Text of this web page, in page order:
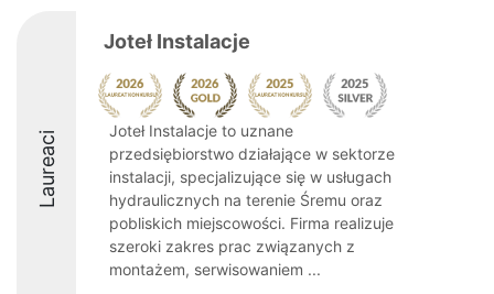
Laureaci
Joteł Instalacje
Joteł Instalacje to uznane
przedsiębiorstwo działające w sektorze
instalacji, specjalizujące się w usługach
hydraulicznych na terenie Śremu oraz
pobliskich miejscowości. Firma realizuje
szeroki zakres prac związanych z
montażem, serwisowaniem ...